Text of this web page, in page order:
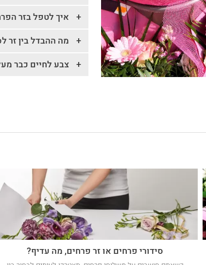
איך לטפל בזר
מה ההבדל בין זר
צבע לחיים כבר מעל 10
סידורי פרחים או זר פרחים, מה עדיף?